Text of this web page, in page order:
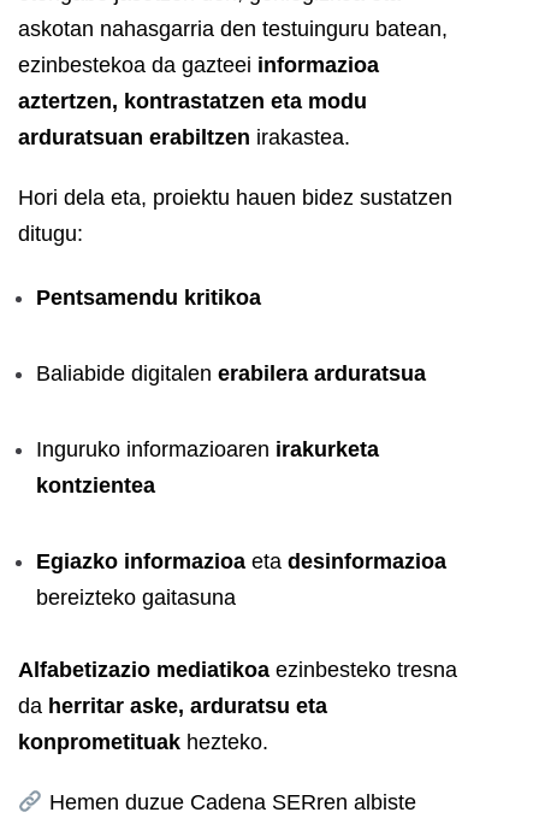
askotan nahasgarria den testuinguru batean,
ezinbestekoa da gazteei informazioa
aztertzen, kontrastatzen eta modu
arduratsuan erabiltzen irakastea.
Hori dela eta, proiektu hauen bidez sustatzen
ditugu:
Pentsamendu kritikoa
Baliabide digitalen erabilera arduratsua
Inguruko informazioaren irakurketa
kontzientea
Egiazko informazioa eta desinformazioa
bereizteko gaitasuna
Alfabetizazio mediatikoa ezinbesteko tresna
da herritar aske, arduratsu eta
konprometituak hezteko.
Hemen duzue Cadena SERren albiste